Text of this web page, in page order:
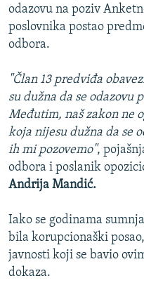
odazovu na poziv
poslovnika postao
odbora.
"Član 13 predviđa
su dužna da se odazovu
Međutim, naš zakon ne
koja nijesu dužna da se
ih mi pozovemo",
odbora i poslanik
Andrija Mandić.
Iako se godinama
bila korupcionaški
javnosti koji se bavio
dokaza.